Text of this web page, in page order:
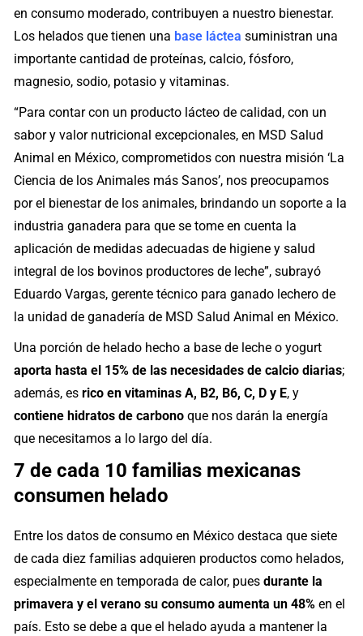
en consumo moderado, contribuyen a nuestro bienestar.
Los helados que tienen una base láctea suministran una
importante cantidad de proteínas, calcio, fósforo,
magnesio, sodio, potasio y vitaminas.
“Para contar con un producto lácteo de calidad, con un
sabor y valor nutricional excepcionales, en MSD Salud
Animal en México, comprometidos con nuestra misión ‘La
Ciencia de los Animales más Sanos’, nos preocupamos
por el bienestar de los animales, brindando un soporte a la
industria ganadera para que se tome en cuenta la
aplicación de medidas adecuadas de higiene y salud
integral de los bovinos productores de leche”, subrayó
Eduardo Vargas, gerente técnico para ganado lechero de
la unidad de ganadería de MSD Salud Animal en México.
Una porción de helado hecho a base de leche o yogurt
aporta hasta el 15% de las necesidades de calcio diarias;
además, esrico en vitaminas A, B2, B6, C, D y E, y
contiene hidratos de carbono que nos darán la energía
que necesitamos a lo largo del día.
7 de cada 10 familias mexicanas
consumen helado
Entre los datos de consumo en México destaca que siete
de cada diez familias adquieren productos como helados,
especialmente en temporada de calor, puesdurante la
primavera y el verano su consumo aumenta un 48% en el
país. Esto se debe a que el helado ayuda a mantener la